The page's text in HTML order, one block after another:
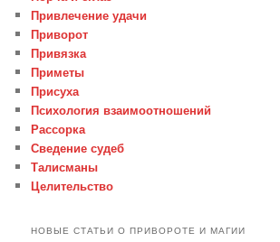
Привлечение удачи
Приворот
Привязка
Приметы
Присуха
Психология взаимоотношений
Рассорка
Сведение судеб
Талисманы
Целительство
НОВЫЕ СТАТЬИ О ПРИВОРОТЕ И МАГИИ